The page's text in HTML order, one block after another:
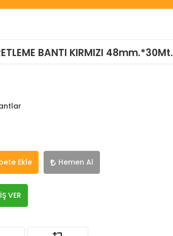
BANTI KIRMIZI 48mm.*30Mt.
Ekle Hemen Al
VER